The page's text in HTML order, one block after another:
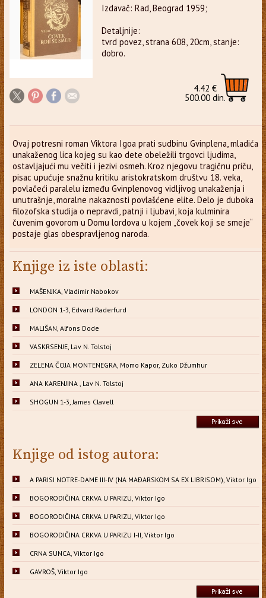
Izdavač: Rad, Beograd 1959;
Detaljnije:
tvrd povez, strana 608, 20cm, stanje:
dobro.
4.42 €
500.00 din.
Ovaj potresni roman Viktora Igoa prati sudbinu Gvinplena, mladića
unakaženog lica kojeg su kao dete obeležili trgovci ljudima,
ostavljajući mu večiti i jezivi osmeh. Kroz njegovu tragičnu priču,
pisac upućuje snažnu kritiku aristokratskom društvu 18. veka,
povlačeći paralelu između Gvinplenovog vidljivog unakaženja i
unutrašnje, moralne nakaznosti povlašćene elite. Delo je duboka
filozofska studija o nepravdi, patnji i ljubavi, koja kulminira
čuvenim govorom u Domu lordova u kojem „čovek koji se smeje“
postaje glas obespravljenog naroda.
Knjige iz iste oblasti:
MAŠENJKA, Vladimir Nabokov
LONDON 1-3, Edvard Raderfurd
MALIŠAN, Alfons Dode
VASKRSENJE, Lav N. Tolstoj
ZELENA ČOJA MONTENEGRA, Momo Kapor, Zuko Džumhur
ANA KARENJINA , Lav N. Tolstoj
SHOGUN 1-3, James Clavell
Knjige od istog autora:
A PARISI NOTRE-DAME III-IV (NA MAĐARSKOM SA EX LIBRISOM), Viktor Igo
BOGORODIČINA CRKVA U PARIZU, Viktor Igo
BOGORODIČINA CRKVA U PARIZU, Viktor Igo
BOGORODIČINA CRKVA U PARIZU I-II, Viktor Igo
CRNA SUNCA, Viktor Igo
GAVROŠ, Viktor Igo